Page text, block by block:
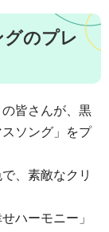
のプレ
皆さんが、黒
ソング」をプ
、素敵なクリ
ハーモニー」